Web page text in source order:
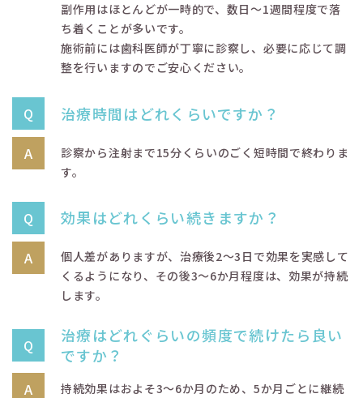
副作用はほとんどが一時的で、数日〜1週間程度で落
ち着くことが多いです。
施術前には歯科医師が丁寧に診察し、必要に応じて調
整を行いますのでご安心ください。
治療時間はどれくらいですか？
診察から注射まで15分くらいのごく短時間で終わりま
す。
効果はどれくらい続きますか？
個人差がありますが、治療後2～3日で効果を実感して
くるようになり、その後3～6か月程度は、効果が持続
します。
治療はどれぐらいの頻度で続けたら良い
ですか？
持続効果はおよそ3～6か月のため、5か月ごとに継続